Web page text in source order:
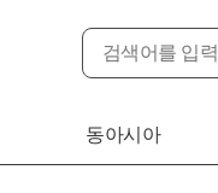
동아시아